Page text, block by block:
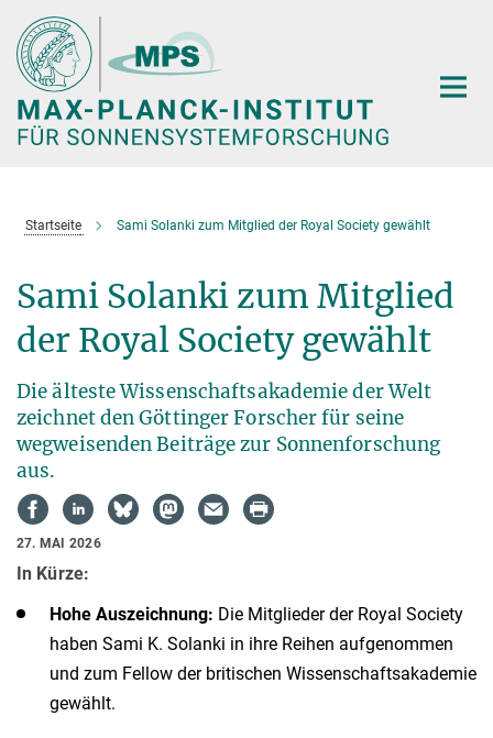
Hauptinhalt
Startseite Sami Solanki zum Mitglied der Royal Society gewählt
Sami Solanki zum Mitglied
der Royal Society gewählt
Die älteste Wissenschaftsakademie der Welt
zeichnet den Göttinger Forscher für seine
wegweisenden Beiträge zur Sonnenforschung
aus.
27. MAI 2026
In Kürze:
Hohe Auszeichnung: Die Mitglieder der Royal Society
haben Sami K. Solanki in ihre Reihen aufgenommen
und zum Fellow der britischen Wissenschaftsakademie
gewählt.